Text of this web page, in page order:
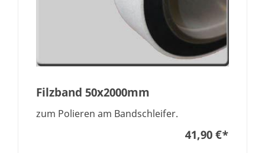
Filzband 50x2000mm
zum Polieren am Bandschleifer.
41,90 €*